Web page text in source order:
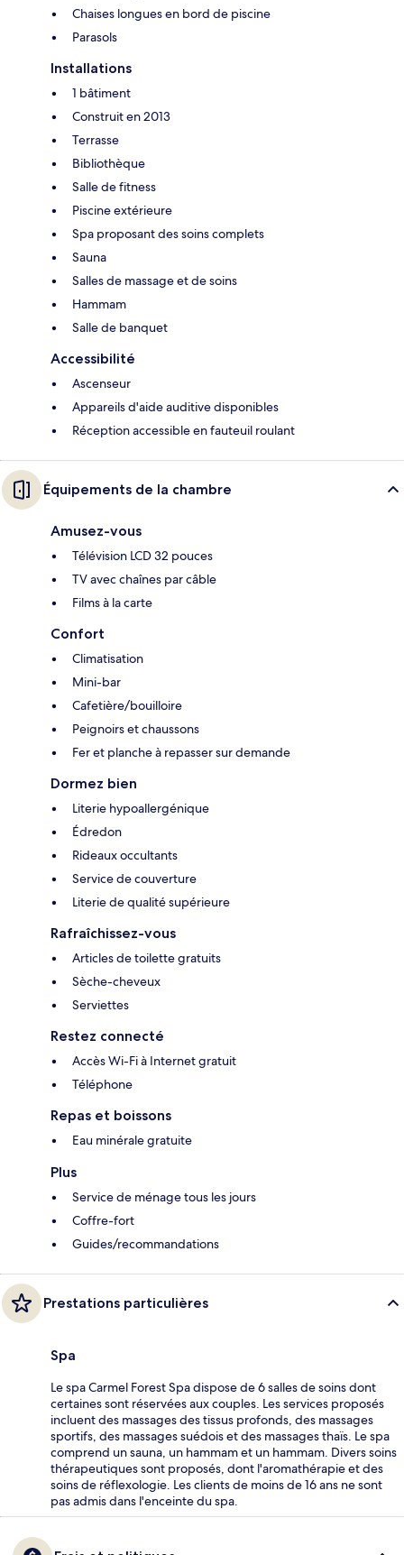
Chaises longues en bord de piscine
Parasols
Installations
1 bâtiment
Construit en 2013
Terrasse
Bibliothèque
Salle de fitness
Piscine extérieure
Spa proposant des soins complets
Sauna
Salles de massage et de soins
Hammam
Salle de banquet
Accessibilité
Ascenseur
Appareils d'aide auditive disponibles
Réception accessible en fauteuil roulant
Équipements de la chambre
Amusez-vous
Télévision LCD 32 pouces
TV avec chaînes par câble
Films à la carte
Confort
Climatisation
Mini-bar
Cafetière/bouilloire
Peignoirs et chaussons
Fer et planche à repasser sur demande
Dormez bien
Literie hypoallergénique
Édredon
Rideaux occultants
Service de couverture
Literie de qualité supérieure
Rafraîchissez-vous
Articles de toilette gratuits
Sèche-cheveux
Serviettes
Restez connecté
Accès Wi-Fi à Internet gratuit
Téléphone
Repas et boissons
Eau minérale gratuite
Plus
Service de ménage tous les jours
Coffre-fort
Guides/recommandations
Prestations particulières
Spa
Le spa Carmel Forest Spa dispose de 6 salles de soins dont
certaines sont réservées aux couples. Les services proposés
incluent des massages des tissus profonds, des massages
sportifs, des massages suédois et des massages thaïs. Le spa
comprend un sauna, un hammam et un hammam. Divers soins
thérapeutiques sont proposés, dont l'aromathérapie et des
soins de réflexologie. Les clients de moins de 16 ans ne sont
pas admis dans l'enceinte du spa.